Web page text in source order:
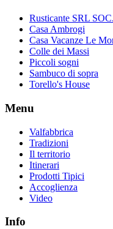
Rusticante SRL
Casa Ambrogi
Casa Vacanze Le
Colle dei Massi
Piccoli sogni
Sambuco di sopra
Torello's House
Menu
Valfabbrica
Tradizioni
Il territorio
Itinerari
Prodotti Tipici
Accoglienza
Video
Info